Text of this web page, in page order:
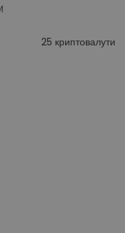
25 криптовалути